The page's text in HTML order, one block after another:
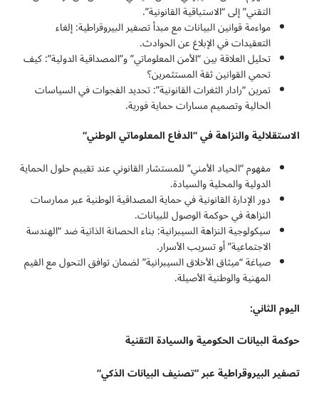
التقني” إلى “الاستباقية القانونية”.
مواءمة قوانين البيانات مع مبدأ تصفير البيروقراطية: إلغاء
التعقيدات في الإبلاغ عن الحوادث.
تحليل العلاقة بين “الأمن المعلوماتي” و”المصداقية الدولية”: كيف
تحمي القوانين ثقة المستثمرين؟
تمرين “رادار الثغرات القانونية”: تحديد الفجوات في السياسات
الحالية وتصميم مسارات حماية فورية.
الاستقلالية والنزاهة في “الدفاع المعلوماتي الوطني“
مفهوم “الحياد الأمني” للمستشار القانوني عند تقييم حلول الحماية
الدولية والمحلية والسيادة.
دور الإدارة القانونية في حماية المصداقية الوطنية عبر ممارسات
النزاهة في حوكمة الوصول للبيانات.
سيكولوجية النزاهة السيبرانية: بناء الحصانة الذاتية ضد “الهندسة
الاجتماعية” أو تسريب الأسرار.
صياغة “ميثاق الأخلاق السيبرانية” لضمان توافق التحول مع القيم
المهنية والوطنية الأصيلة.
اليوم الثاني:
حوكمة البيانات الحكومية والسيادة التقنية
تصفير البيروقراطية عبر “تصنيف البيانات الذكي“